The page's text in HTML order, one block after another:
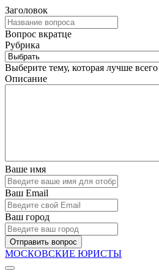
Заголовок
Вопрос вкратце
Рубрика
Выберите тему, которая лучше
Описание
Ваше имя
Ваш Email
Ваш город
Отправить вопрос
МОСКОВСКИЕ ЮРИСТЫ